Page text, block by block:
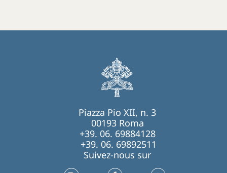
Piazza Pio XII, n. 3
00193 Roma
+39. 06. 69884128
+39. 06. 69892511
Suivez-nous sur